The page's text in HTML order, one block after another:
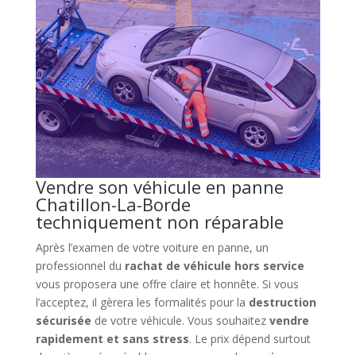
Vendre son véhicule en panne
Chatillon-La-Borde
techniquement non réparable
Après l’examen de votre voiture en panne, un
professionnel du rachat de véhicule hors service
vous proposera une offre claire et honnête. Si vous
l’acceptez, il gèrera les formalités pour la destruction
sécurisée de votre véhicule. Vous souhaitez vendre
rapidement et sans stress. Le prix dépend surtout